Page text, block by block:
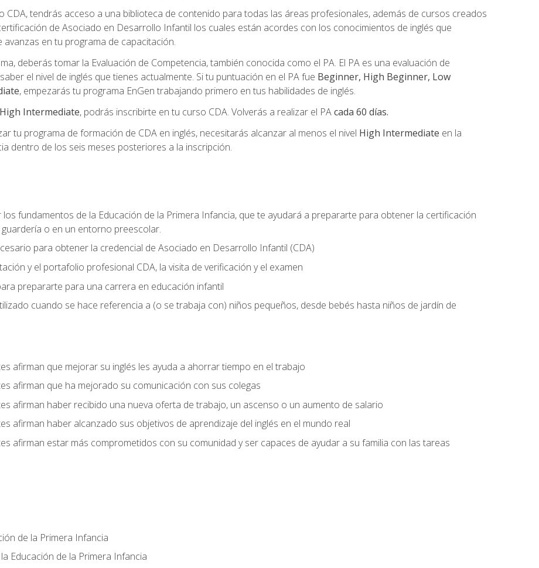
CDA, tendrás acceso a una biblioteca de contenido para todas las áreas profesionales, además de cursos creados
de Asociado en Desarrollo Infantil los cuales están acordes con los conocimientos de inglés que
avanzas en tu programa de capacitación.
deberás tomar la Evaluación de Competencia, también conocida como el PA. El PA es una evaluación de
el nivel de inglés que tienes actualmente. Si tu puntuación en el PA fue Beginner, High Beginner, Low
, empezarás tu programa EnGen trabajando primero en tus habilidades de inglés.
High Intermediate, podrás inscribirte en tu curso CDA. Volverás a realizar el PAcada 60 días.
tu programa de formación de CDA en inglés, necesitarás alcanzar al menos el nivel High Intermediate en la
dentro de los seis meses posteriores a la inscripción.
los fundamentos de la Educación de la Primera Infancia, que te ayudará a prepararte para obtener la certificación
o en un entorno preescolar.
para obtener la credencial de Asociado en Desarrollo Infantil (CDA)
y el portafolio profesional CDA, la visita de verificación y el examen
prepararte para una carrera en educación infantil
cuando se hace referencia a (o se trabaja con) niños pequeños, desde bebés hasta niños de jardín de
afirman que mejorar su inglés les ayuda a ahorrar tiempo en el trabajo
afirman que ha mejorado su comunicación con sus colegas
afirman haber recibido una nueva oferta de trabajo, un ascenso o un aumento de salario
afirman haber alcanzado sus objetivos de aprendizaje del inglés en el mundo real
afirman estar más comprometidos con su comunidad y ser capaces de ayudar a su familia con las tareas
de la Primera Infancia
Educación de la Primera Infancia